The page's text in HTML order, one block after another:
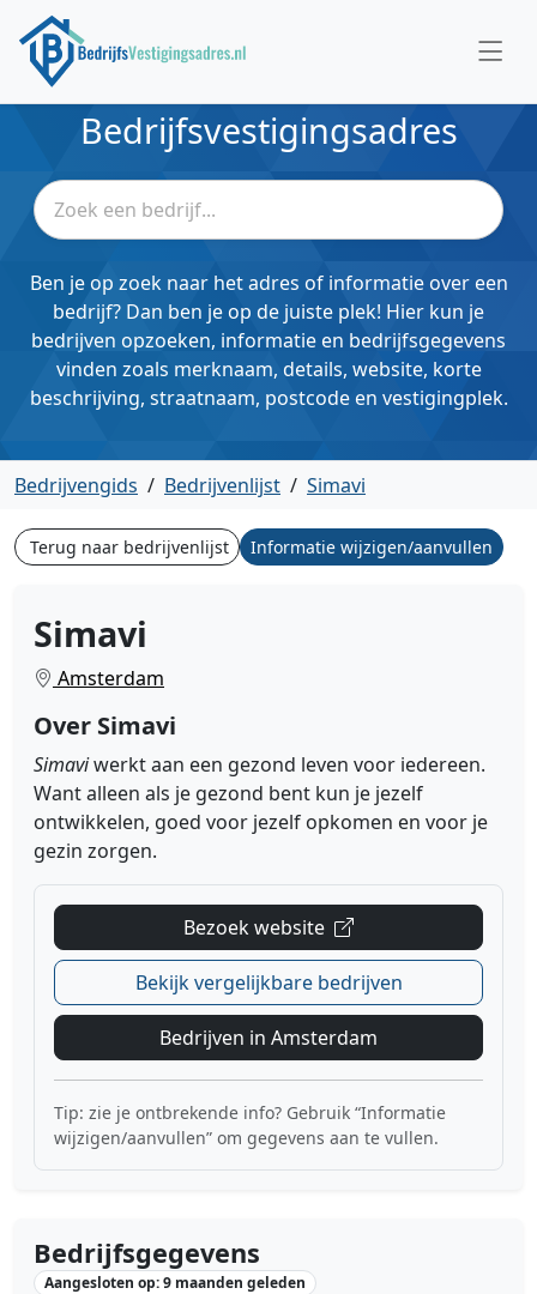
Bedrijfsvestigingsadres
Ben je op zoek naar het adres of informatie over een
bedrijf? Dan ben je op de juiste plek! Hier kun je
bedrijven opzoeken, informatie en bedrijfsgegevens
vinden zoals merknaam, details, website, korte
beschrijving, straatnaam, postcode en vestigingplek.
Bedrijvengids / Bedrijvenlijst / Simavi
Terug naar bedrijvenlijst Informatie wijzigen/aanvullen
Simavi
Amsterdam
Over Simavi
Simaviwerkt aan een gezond leven voor iedereen.
Want alleen als je gezond bent kun je jezelf
ontwikkelen, goed voor jezelf opkomen en voor je
gezin zorgen.
Bezoek website
Bekijk vergelijkbare bedrijven
Bedrijven in Amsterdam
Tip: zie je ontbrekende info? Gebruik “Informatie
wijzigen/aanvullen” om gegevens aan te vullen.
Bedrijfsgegevens
Aangesloten op: 9 maanden geleden